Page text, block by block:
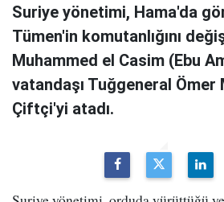
Suriye yönetimi, Hama'da
Tümen'in komutanlığını
Muhammed el Casim (Ebu
vatandaşı Tuğgeneral Ömer
Çiftçi'yi atadı.